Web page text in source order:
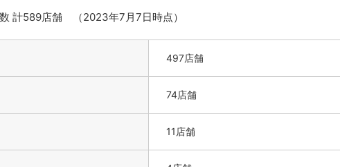
計589店舗 （2023年7月7日時点）
497店舗
74店舗
11店舗